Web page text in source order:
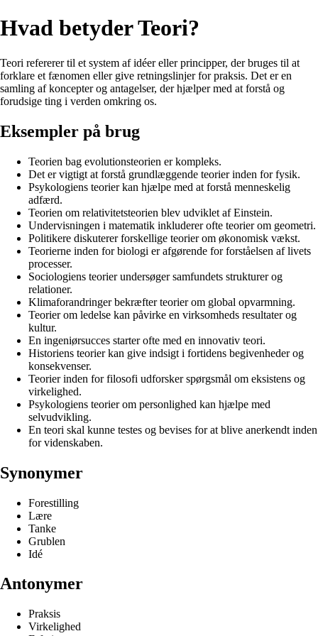
Hvad betyder Teori?
Teori refererer til et system af idéer eller principper, der bruges til at
forklare et fænomen eller give retningslinjer for praksis. Det er en
samling af koncepter og antagelser, der hjælper med at forstå og
forudsige ting i verden omkring os.
Eksempler på brug
Teorien bag evolutionsteorien er kompleks.
Det er vigtigt at forstå grundlæggende teorier inden for fysik.
Psykologiens teorier kan hjælpe med at forstå menneskelig
adfærd.
Teorien om relativitetsteorien blev udviklet af Einstein.
Undervisningen i matematik inkluderer ofte teorier om geometri.
Politikere diskuterer forskellige teorier om økonomisk vækst.
Teorierne inden for biologi er afgørende for forståelsen af livets
processer.
Sociologiens teorier undersøger samfundets strukturer og
relationer.
Klimaforandringer bekræfter teorier om global opvarmning.
Teorier om ledelse kan påvirke en virksomheds resultater og
kultur.
En ingeniørsucces starter ofte med en innovativ teori.
Historiens teorier kan give indsigt i fortidens begivenheder og
konsekvenser.
Teorier inden for filosofi udforsker spørgsmål om eksistens og
virkelighed.
Psykologiens teorier om personlighed kan hjælpe med
selvudvikling.
En teori skal kunne testes og bevises for at blive anerkendt inden
for videnskaben.
Synonymer
Forestilling
Lære
Tanke
Grublen
Idé
Antonymer
Praksis
Virkelighed